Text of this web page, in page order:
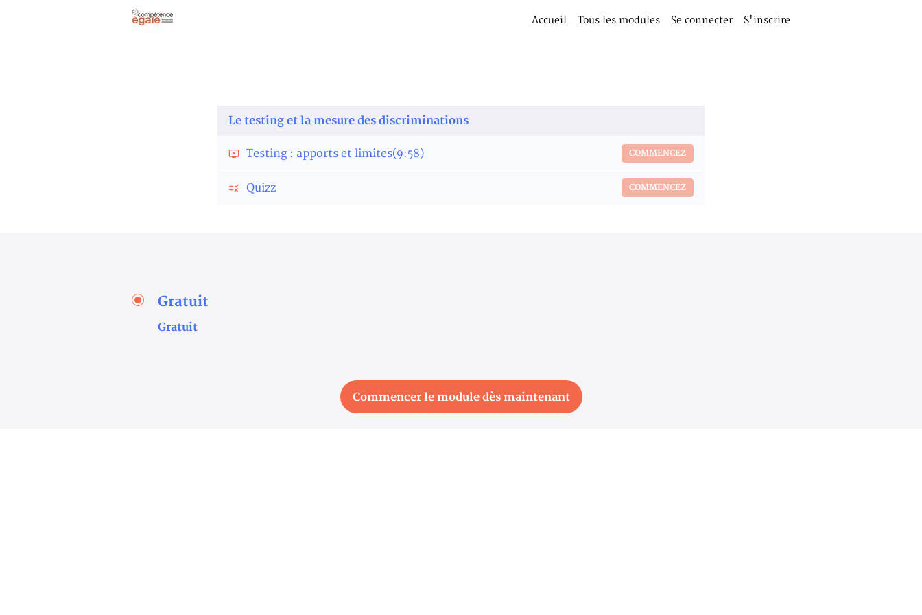
Accueil Tous les modules Se connecter S'inscrire
Le testing et la mesure des discriminations
Testing : apports et limites(9:58) COMMENCEZ
Quizz COMMENCEZ
Gratuit
Gratuit
Commencer le module dès maintenant